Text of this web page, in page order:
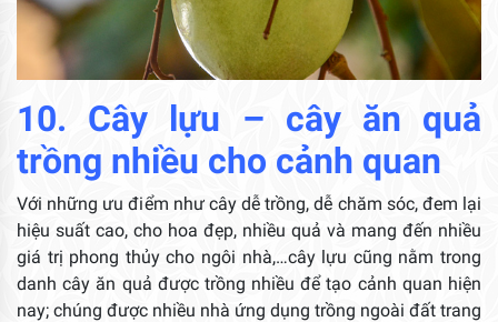
10. Cây lựu – cây ăn quả
trồng nhiều cho cảnh quan
Với những ưu điểm như cây dễ trồng, dễ chăm sóc, đem lại
hiệu suất cao, cho hoa đẹp, nhiều quả và mang đến nhiều
giá trị phong thủy cho ngôi nhà,…cây lựu cũng nằm trong
danh cây ăn quả được trồng nhiều để tạo cảnh quan hiện
nay; chúng được nhiều nhà ứng dụng trồng ngoài đất trang